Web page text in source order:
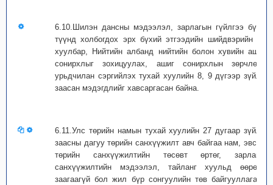
6.10.Шилэн дансны мэдээлэл, зарлагын гүйлгээ бүрд
түүнд холбогдох эрх бүхий этгээдийн шийдвэрийн эх
хуулбар, Нийтийн албанд нийтийн болон хувийн ашиг
сонирхлыг зохицуулах, ашиг сонирхлын зөрчлөөс
урьдчилан сэргийлэх тухай хуулийн 8, 9 дүгээр зүйлд
заасан мэдэгдлийг хавсаргасан байна.
6.11.Улс төрийн намын тухай хуулийн 27 дугаар зүйлд
заасны дагуу төрийн санхүүжилт авч байгаа нам, эвсэл
төрийн санхүүжилтийн төсөвт өртөг, зарлага,
санхүүжилтийн мэдээлэл, тайланг хуульд өөрөөр
заагаагүй бол жил бүр сонгуулийн төв байгууллагаас